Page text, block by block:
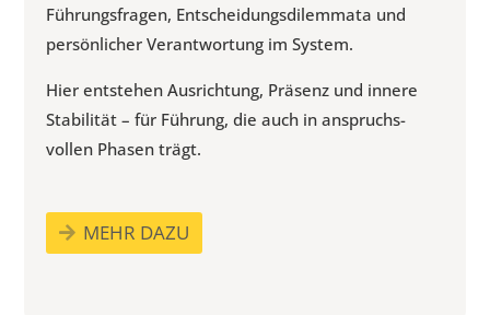
Führungs­fragen, Entscheidungs­dilemmata und
persönlicher Verant­wortung im System.
Hier entstehen Ausrichtung, Präsenz und innere
Stabilität – für Führung, die auch in anspruchs­
vollen Phasen trägt.
MEHR DAZU